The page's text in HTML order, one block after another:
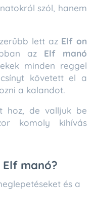
szól, hanem
lett az Elf on
az Elf manó
minden reggel
követett el a
a kalandot.
hoz, de valljuk be
komoly kihívás
manó?
és a